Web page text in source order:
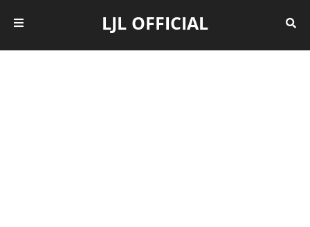
LJL OFFICIAL